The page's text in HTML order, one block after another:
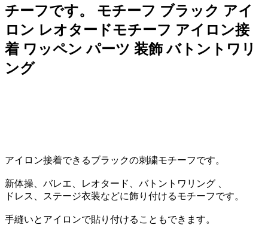
チーフです。 モチーフ ブラック アイ
ロン レオタードモチーフ アイロン接
着 ワッペン パーツ 装飾 バトントワリ
ング
アイロン接着できるブラックの刺繍モチーフです。
新体操、バレエ、レオタード、バトントワリング 、
ドレス、ステージ衣装などに飾り付けるモチーフです。
手縫いとアイロンで貼り付けることもできます。